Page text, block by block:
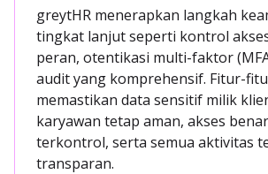
greytHR menerapkan langkah
tingkat lanjut seperti kontrol
peran, otentikasi multi-faktor
audit yang komprehensif. Fitur-
memastikan data sensitif milik
karyawan tetap aman, akses
terkontrol, serta semua aktivitas
transparan.